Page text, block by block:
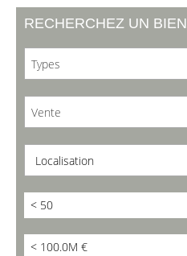
RECHERCHEZ UN BIEN
Types
Vente
Localisation
< 50
< 100.0M €